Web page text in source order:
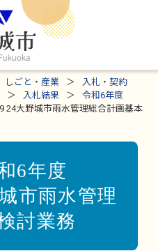
しごと・産業
入札・契約
入札結果
令和6年度
24大野城市雨水管理総合計画基本
6年度
市雨水管理
討業務